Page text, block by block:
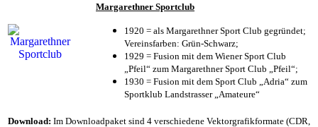
Margarethner Sportclub
1920 = als Margarethner Sport Club gegründet;
Vereinsfarben: Grün-Schwarz;
1929 = Fusion mit dem Wiener Sport Club
„Pfeil“ zum Margarethner Sport Club „Pfeil“;
1930 = Fusion mit dem Sport Club „Adria“ zum
Sportklub Landstrasser „Amateure“
Download: Im Downloadpaket sind 4 verschiedene Vektorgrafikformate (CDR,